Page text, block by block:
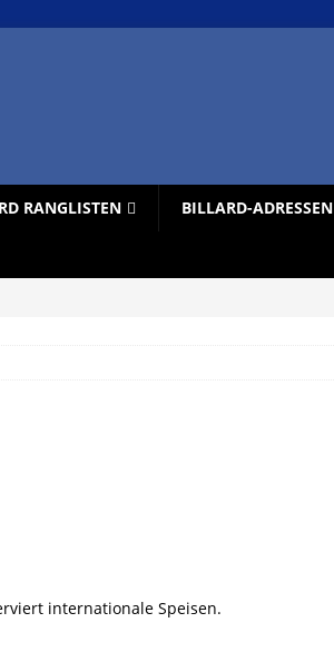
RANGLISTEN BILLARD-ADRESSEN
internationale Speisen.